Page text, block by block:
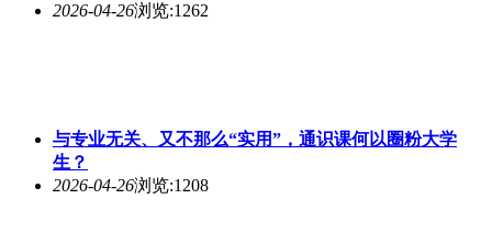
2026-04-26浏览:1262
与专业无关、又不那么“实用”，通识课何以圈粉大学
生？
2026-04-26浏览:1208